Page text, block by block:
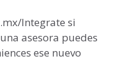
Integrate si
asesora puedes
ese nuevo